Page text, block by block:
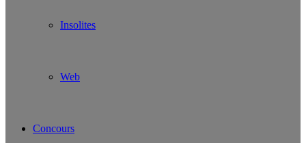
Insolites
Web
Concours